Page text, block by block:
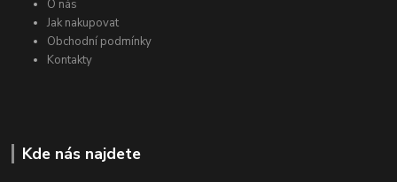
O nás
Jak nakupovat
Obchodní podmínky
Kontakty
Kde nás najdete